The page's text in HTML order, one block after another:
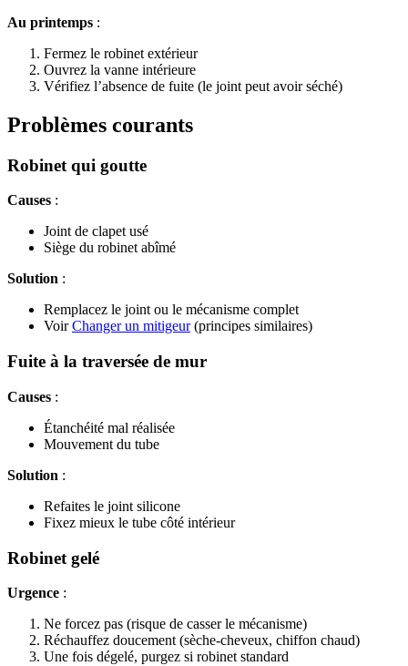
Au printemps :
Fermez le robinet extérieur
Ouvrez la vanne intérieure
Vérifiez l’absence de fuite (le joint peut avoir séché)
Problèmes courants
Robinet qui goutte
Causes :
Joint de clapet usé
Siège du robinet abîmé
Solution :
Remplacez le joint ou le mécanisme complet
VoirChanger un mitigeur(principes similaires)
Fuite à la traversée de mur
Causes :
Étanchéité mal réalisée
Mouvement du tube
Solution :
Refaites le joint silicone
Fixez mieux le tube côté intérieur
Robinet gelé
Urgence :
Ne forcez pas (risque de casser le mécanisme)
Réchauffez doucement (sèche-cheveux, chiffon chaud)
Une fois dégelé, purgez si robinet standard